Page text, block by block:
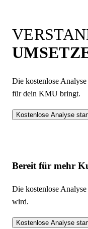
Die kostenlose
für dein KMU bringt.
Kostenlose Analyse
Bereit für mehr
Die kostenlose
wird.
Kostenlose Analyse